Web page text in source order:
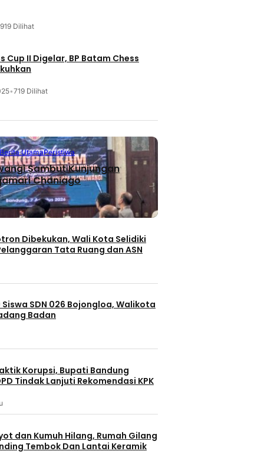
Berita Terbaru
919 Dilihat
Cup II Digelar, BP Batam Chess
•719 Dilihat
UtamaPeristiwa
Sambut Kunjungan
Chaniago
Dibekukan, Wali Kota Selidiki
Tata Ruang dan ASN
Siswa SDN 026 Bojongloa, Walikota
Badan
Korupsi, Bupati Bandung
Tindak Lanjuti Rekomendasi KPK
dan Kumuh Hilang, Rumah Gilang
Tembok Dan Lantai Keramik